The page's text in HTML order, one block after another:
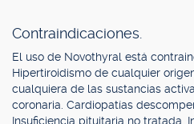
Contraindicaciones.
El uso de Novothyral está
Hipertiroidismo de cualquier
cualquiera de las sustancias
coronaria. Cardiopatías
Insuficiencia pituitaria no tratada.